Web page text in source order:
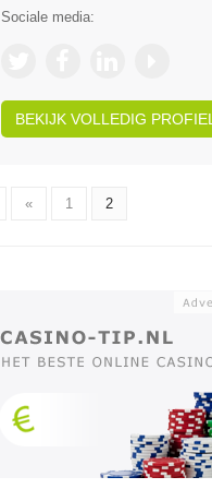
Sociale media:
BEKIJK VOLLEDIG PROFIEL
« 1 2